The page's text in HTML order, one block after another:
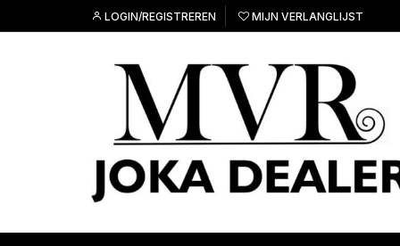
naar
LOGIN/REGISTREREN MIJN VERLANGLIJST